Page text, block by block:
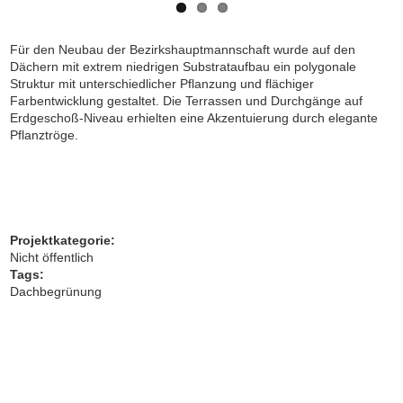
Für den Neubau der Bezirkshauptmannschaft wurde auf den
Dächern mit extrem niedrigen Substrataufbau ein polygonale
Struktur mit unterschiedlicher Pflanzung und flächiger
Farbentwicklung gestaltet. Die Terrassen und Durchgänge auf
Erdgeschoß-Niveau erhielten eine Akzentuierung durch elegante
Pflanztröge.
Projektkategorie:
Nicht öffentlich
Tags:
Dachbegrünung